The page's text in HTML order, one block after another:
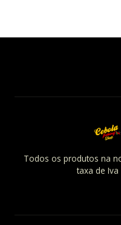
Todos os produtos na
taxa de Iva